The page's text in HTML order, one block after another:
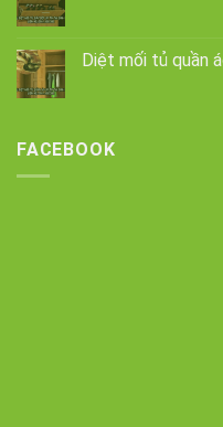
Diệt mối tủ quần
FACEBOOK